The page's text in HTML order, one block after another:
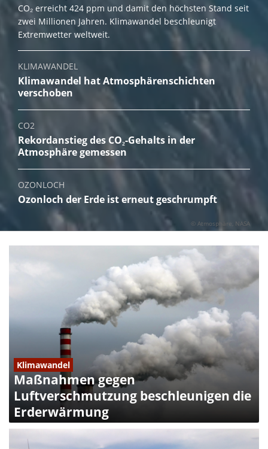
© Atmosphäre NASA
CO₂ erreicht 424 ppm und damit den höchsten Stand seit
zwei Millionen Jahren. Klimawandel beschleunigt
Extremwetter weltweit.
KLIMAWANDEL
Klimawandel hat Atmosphärenschichten
verschoben
CO2
Rekordanstieg des CO₂-Gehalts in der
Atmosphäre gemessen
OZONLOCH
Ozonloch der Erde ist erneut geschrumpft
Klimawandel
Maßnahmen gegen
Luftverschmutzung beschleunigen die
Erderwärmung